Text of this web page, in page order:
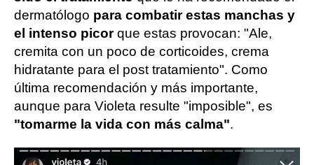
dermatólogo para combatir estas manchas y
el intenso picorque estas provocan: "Ale,
cremita con un poco de corticoides, crema
hidratante para el post tratamiento". Como
última recomendación y más importante,
aunque para Violeta resulte "imposible", es
"tomarme la vida con más calma".